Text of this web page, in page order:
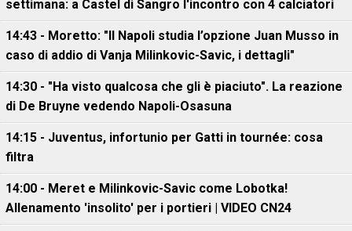
settimana: a Castel di Sangro l'incontro con 4 calciatori
14:43 - Moretto: "Il Napoli studia l’opzione Juan Musso in
caso di addio di Vanja Milinkovic-Savic, i dettagli"
14:30 - "Ha visto qualcosa che gli è piaciuto". La reazione
di De Bruyne vedendo Napoli-Osasuna
14:15 - Juventus, infortunio per Gatti in tournée: cosa
filtra
14:00 - Meret e Milinkovic-Savic come Lobotka!
Allenamento 'insolito' per i portieri | VIDEO CN24